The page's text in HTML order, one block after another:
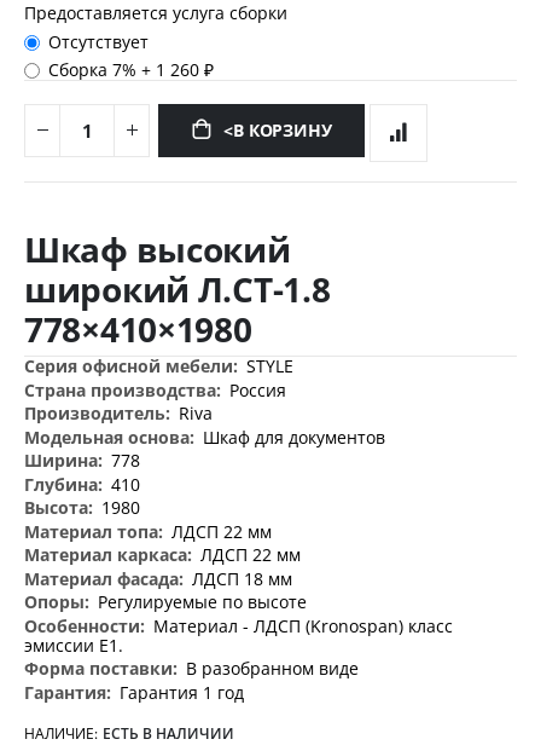
Предоставляется услуга сборки
Отсутствует
Сборка 7%+ 1 260 ₽
<В КОРЗИНУ
началу
изображений
Шкаф высокий
широкий Л.СТ-1.8
778×410×1980
Дополнительная
информация
STYLE
Россия
Riva
Шкаф для документов
778
410
1980
ЛДСП 22 мм
ЛДСП 22 мм
ЛДСП 18 мм
Регулируемые по высоте
Материал - ЛДСП (Kronospan) класс
эмиссии Е1.
В разобранном виде
Гарантия 1 год
НАЛИЧИЕ: ЕСТЬ В НАЛИЧИИ